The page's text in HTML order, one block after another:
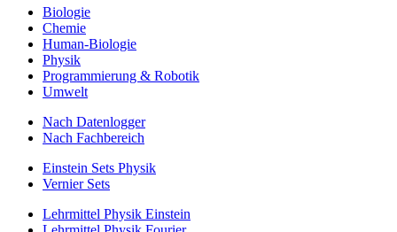
Biologie
Chemie
Human-Biologie
Physik
Programmierung & Robotik
Umwelt
Nach Datenlogger
Nach Fachbereich
Einstein Sets Physik
Vernier Sets
Lehrmittel Physik Einstein